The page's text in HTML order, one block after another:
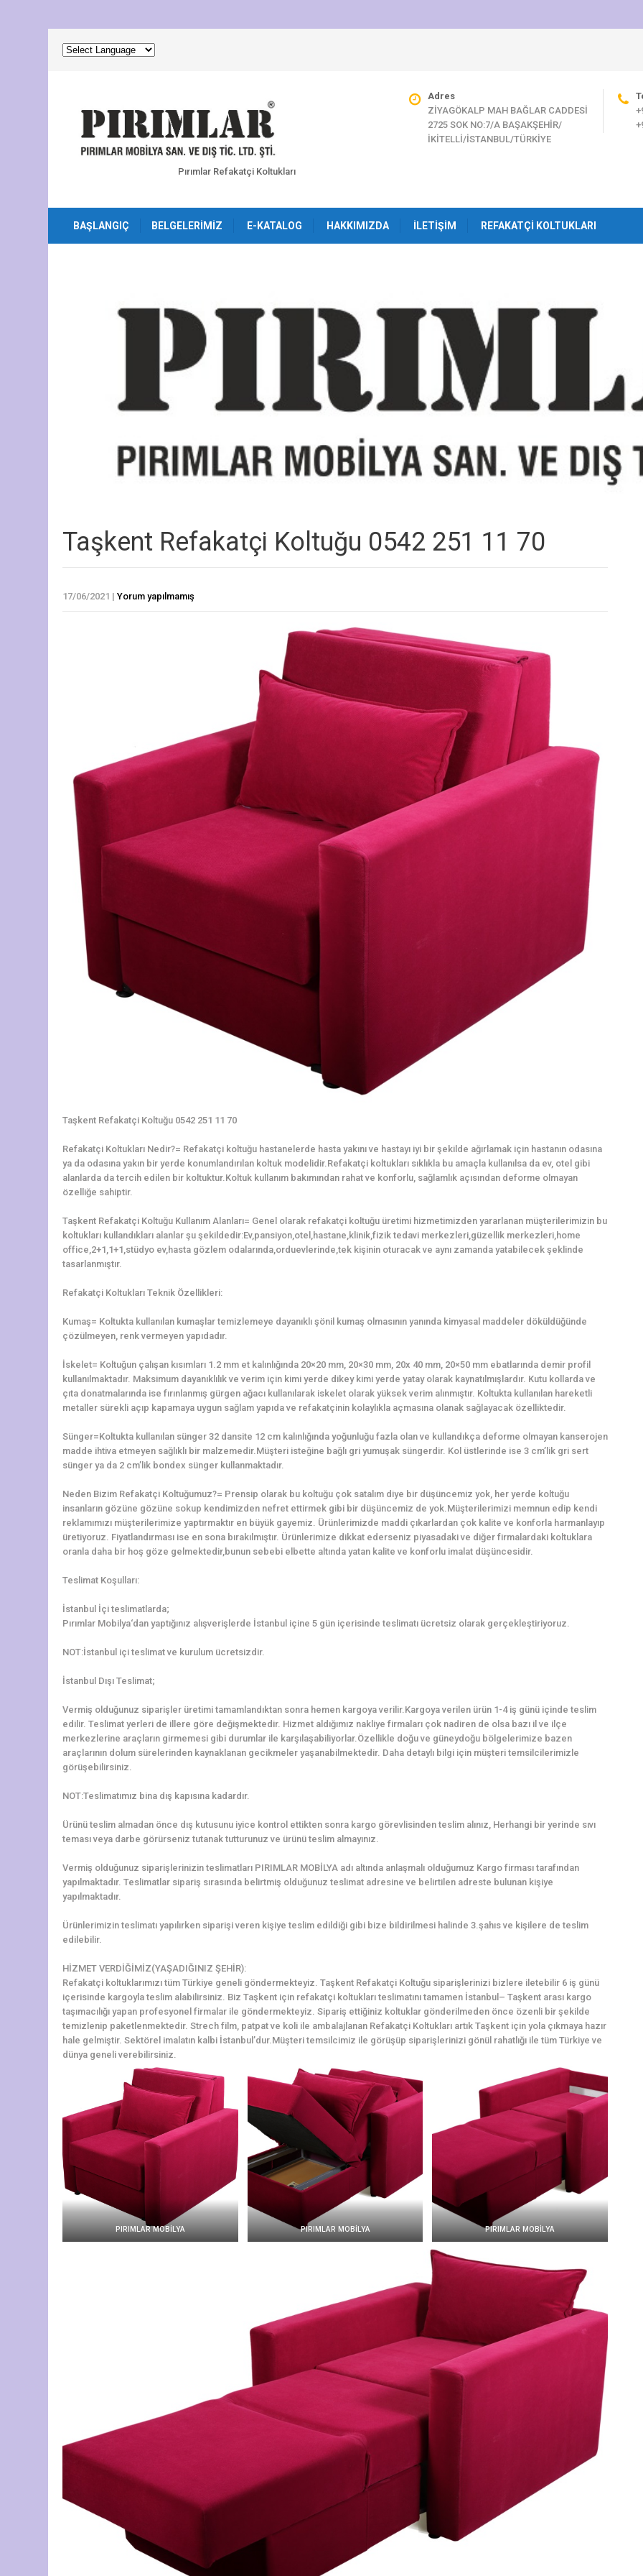
Pırımlar Refakatçi Koltukları
Adres
ZİYAGÖKALP MAH BAĞLAR CADDESİ
2725 SOK NO:7/A BAŞAKŞEHİR/
İKİTELLİ/İSTANBUL/TÜRKİYE
BAŞLANGIÇ BELGELERIMIZ E-KATALOG HAKKIMIZDA İLETIŞIM REFAKATÇI KOLTUKLARI
Taşkent Refakatçi Koltuğu 0542 251 11 70
17/06/2021 | Yorum yapılmamış
Taşkent Refakatçi Koltuğu 0542 251 11 70
Refakatçi Koltukları Nedir?= Refakatçi koltuğu hastanelerde hasta yakını ve hastayı iyi bir şekilde ağırlamak için hastanın odasına
ya da odasına yakın bir yerde konumlandırılan koltuk modelidir.Refakatçi koltukları sıklıkla bu amaçla kullanılsa da ev, otel gibi
alanlarda da tercih edilen bir koltuktur.Koltuk kullanım bakımından rahat ve konforlu, sağlamlık açısından deforme olmayan
özelliğe sahiptir.
Taşkent Refakatçi Koltuğu Kullanım Alanları= Genel olarak refakatçi koltuğu üretimi hizmetimizden yararlanan müşterilerimizin bu
koltukları kullandıkları alanlar şu şekildedir:Ev,pansiyon,otel,hastane,klinik,fizik tedavi merkezleri,güzellik merkezleri,home
office,2+1,1+1,stüdyo ev,hasta gözlem odalarında,orduevlerinde,tek kişinin oturacak ve aynı zamanda yatabilecek şeklinde
tasarlanmıştır.
Refakatçi Koltukları Teknik Özellikleri:
Kumaş= Koltukta kullanılan kumaşlar temizlemeye dayanıklı şönil kumaş olmasının yanında kimyasal maddeler döküldüğünde
çözülmeyen, renk vermeyen yapıdadır.
İskelet= Koltuğun çalışan kısımları 1.2 mm et kalınlığında 20×20 mm, 20×30 mm, 20x 40 mm, 20×50 mm ebatlarında demir profil
kullanılmaktadır. Maksimum dayanıklılık ve verim için kimi yerde dikey kimi yerde yatay olarak kaynatılmışlardır. Kutu kollarda ve
çıta donatmalarında ise fırınlanmış gürgen ağacı kullanılarak iskelet olarak yüksek verim alınmıştır. Koltukta kullanılan hareketli
metaller sürekli açıp kapamaya uygun sağlam yapıda ve refakatçinin kolaylıkla açmasına olanak sağlayacak özelliktedir.
Sünger=Koltukta kullanılan sünger 32 dansite 12 cm kalınlığında yoğunluğu fazla olan ve kullandıkça deforme olmayan kanserojen
madde ihtiva etmeyen sağlıklı bir malzemedir.Müşteri isteğine bağlı gri yumuşak süngerdir. Kol üstlerinde ise 3 cm’lik gri sert
sünger ya da 2 cm’lik bondex sünger kullanmaktadır.
Neden Bizim Refakatçi Koltuğumuz?= Prensip olarak bu koltuğu çok satalım diye bir düşüncemiz yok, her yerde koltuğu
insanların gözüne gözüne sokup kendimizden nefret ettirmek gibi bir düşüncemiz de yok.Müşterilerimizi memnun edip kendi
reklamımızı müşterilerimize yaptırmaktır en büyük gayemiz. Ürünlerimizde maddi çıkarlardan çok kalite ve konforla harmanlayıp
üretiyoruz. Fiyatlandırması ise en sona bırakılmıştır. Ürünlerimize dikkat ederseniz piyasadaki ve diğer firmalardaki koltuklara
oranla daha bir hoş göze gelmektedir,bunun sebebi elbette altında yatan kalite ve konforlu imalat düşüncesidir.
Teslimat Koşulları:
İstanbul İçi teslimatlarda;
Pırımlar Mobilya‘dan yaptığınız alışverişlerde İstanbul içine 5 gün içerisinde teslimatı ücretsiz olarak gerçekleştiriyoruz.
NOT:İstanbul içi teslimat ve kurulum ücretsizdir.
İstanbul Dışı Teslimat;
Vermiş olduğunuz siparişler üretimi tamamlandıktan sonra hemen kargoya verilir.Kargoya verilen ürün 1-4 iş günü içinde teslim
edilir. Teslimat yerleri de illere göre değişmektedir. Hizmet aldığımız nakliye firmaları çok nadiren de olsa bazı il ve ilçe
merkezlerine araçların girmemesi gibi durumlar ile karşılaşabiliyorlar.Özellikle doğu ve güneydoğu bölgelerimize bazen
araçlarının dolum sürelerinden kaynaklanan gecikmeler yaşanabilmektedir. Daha detaylı bilgi için müşteri temsilcilerimizle
görüşebilirsiniz.
NOT:Teslimatımız bina dış kapısına kadardır.
Ürünü teslim almadan önce dış kutusunu iyice kontrol ettikten sonra kargo görevlisinden teslim alınız, Herhangi bir yerinde sıvı
teması veya darbe görürseniz tutanak tutturunuz ve ürünü teslim almayınız.
Vermiş olduğunuz siparişlerinizin teslimatları PIRIMLAR MOBİLYA adı altında anlaşmalı olduğumuz Kargo firması tarafından
yapılmaktadır. Teslimatlar sipariş sırasında belirtmiş olduğunuz teslimat adresine ve belirtilen adreste bulunan kişiye
yapılmaktadır.
Ürünlerimizin teslimatı yapılırken siparişi veren kişiye teslim edildiği gibi bize bildirilmesi halinde 3.şahıs ve kişilere de teslim
edilebilir.
HİZMET VERDİĞİMİZ(YAŞADIĞINIZ ŞEHİR):
Refakatçi koltuklarımızı tüm Türkiye geneli göndermekteyiz. Taşkent Refakatçi Koltuğu siparişlerinizi bizlere iletebilir 6 iş günü
içerisinde kargoyla teslim alabilirsiniz. Biz Taşkent için refakatçi koltukları teslimatını tamamen İstanbul– Taşkent arası kargo
taşımacılığı yapan profesyonel firmalar ile göndermekteyiz. Sipariş ettiğiniz koltuklar gönderilmeden önce özenli bir şekilde
temizlenip paketlenmektedir. Strech film, patpat ve koli ile ambalajlanan Refakatçi Koltukları artık Taşkent için yola çıkmaya hazır
hale gelmiştir. Sektörel imalatın kalbi İstanbul’dur.Müşteri temsilcimiz ile görüşüp siparişlerinizi gönül rahatlığı ile tüm Türkiye ve
dünya geneli verebilirsiniz.
PIRIMLAR MOBİLYA PIRIMLAR MOBİLYA PIRIMLAR MOBİLYA